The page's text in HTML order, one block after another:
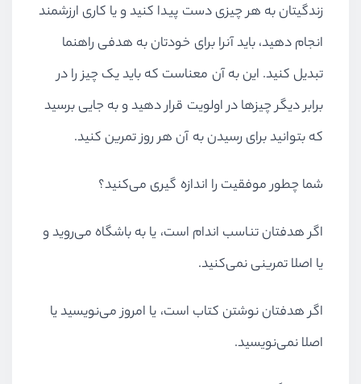
زندگیتان به هر چیزی دست پیدا کنید و یا کاری ارزشمند
انجام دهید، باید آنرا برای خودتان به هدفی راهنما
تبدیل کنید. این به آن معناست که باید یک چیز را در
برابر دیگر چیزها در اولویت قرار دهید و به جایی برسید
که بتوانید برای رسیدن به آن هر روز تمرین کنید.
شما چطور موفقیت را اندازه گیری می‌کنید؟
اگر هدفتان تناسب اندام است، یا به باشگاه می‌روید و
یا اصلا تمرینی نمی‌کنید.
اگر هدفتان نوشتن کتاب است، یا امروز می‌نویسید یا
اصلا نمی‌نویسید.